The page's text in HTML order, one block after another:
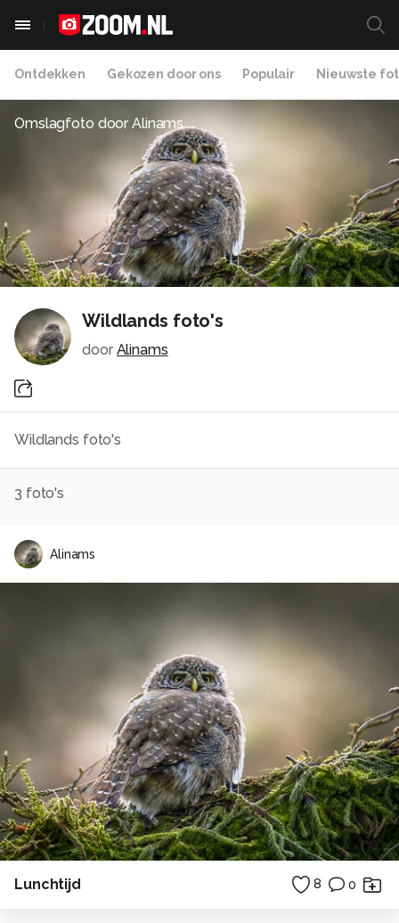
Ontdekken Gekozen door ons Populair Nieuwste
Omslagfoto doorAlinams
Wildlands foto's
door Alinams
Wildlands foto's
3 foto's
Alinams
Lunchtijd 8 0